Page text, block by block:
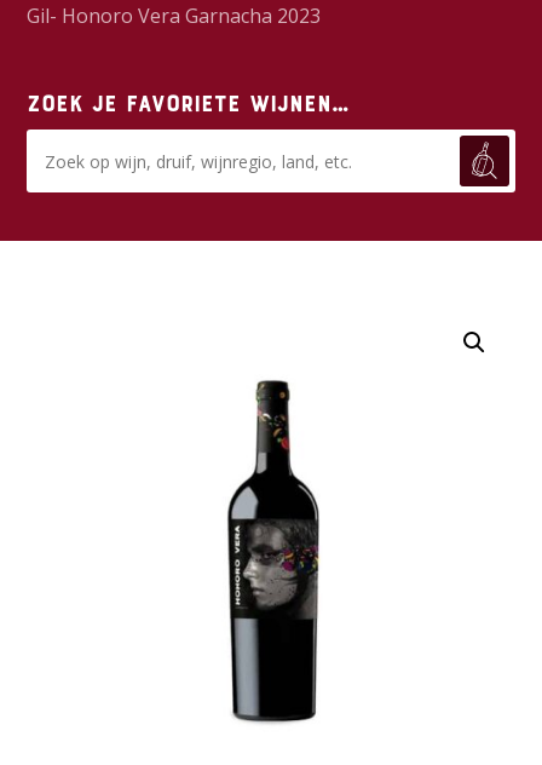
Gil- Honoro Vera Garnacha 2023
Zoek je favoriete wijnen…